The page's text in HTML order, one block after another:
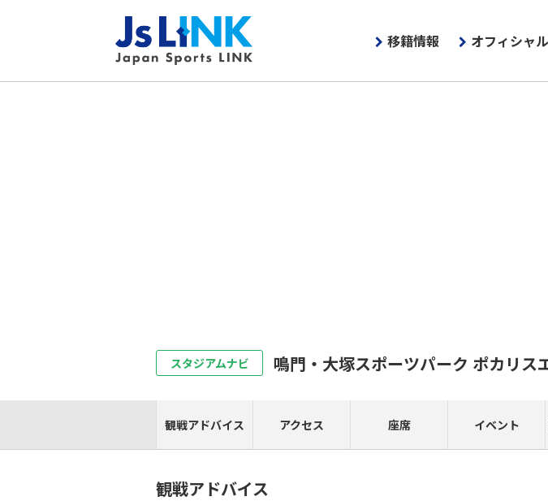
移籍情報 オフィシャ
スタジアムナビ 鳴門・大塚スポーツパーク ポカリス
観戦アドバイス アクセス 座席 イベント
観戦アドバイス